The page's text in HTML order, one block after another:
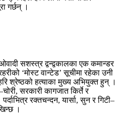
गर्छन् ।
सशस्त्र द्वन्द्वकालका एक कमान्डर
‘मोस्ट वान्टेड’ सूचीमा रहेका उनी
श्रेष्ठको हत्याका मुख्य अभियुक्त हुन् ।
सरकारी कागजात किर्ते र
रक्तचन्दन, यार्सा, सुन र गिटी–
।